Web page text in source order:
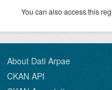
You can also access this
About Dati Arpae
CKAN API